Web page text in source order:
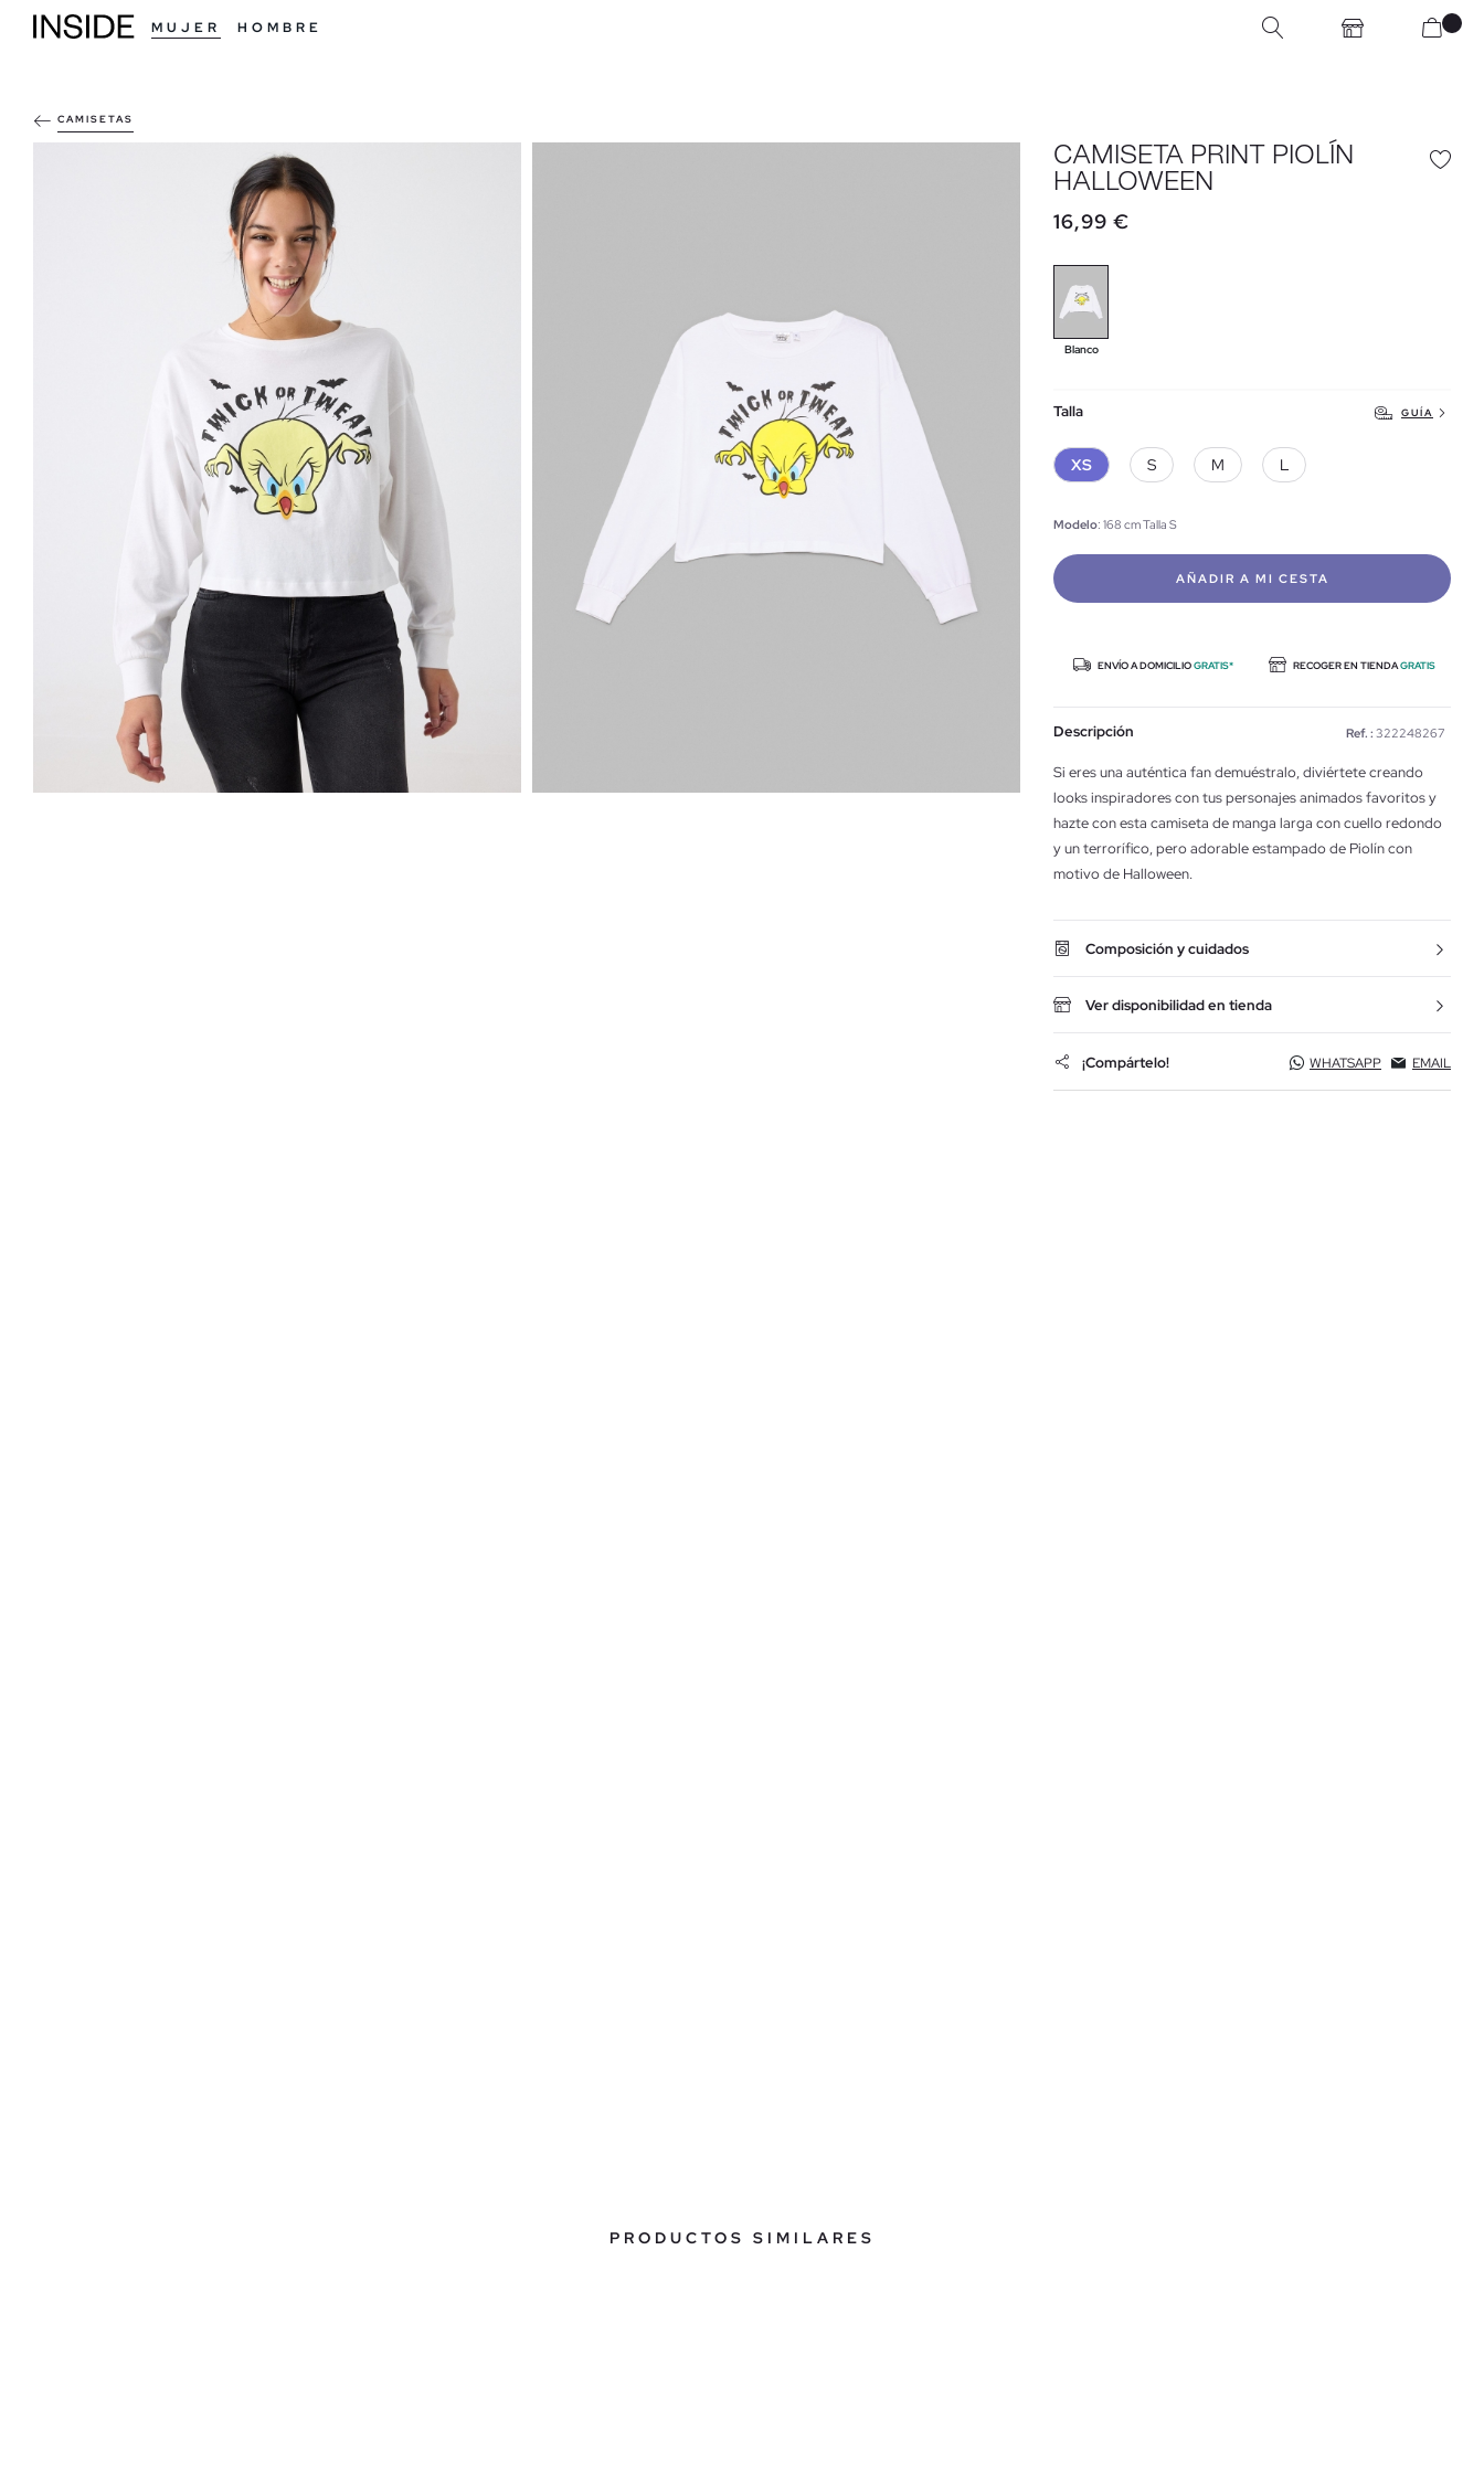
MUJER HOMBRE
CAMISETAS
CAMISETA PRINT PIOLÍN
HALLOWEEN
16,99 €
Blanco
Talla GUÍA
XS S M L
Modelo: 168 cm Talla S
AÑADIR A MI CESTA
ENVÍO A DOMICILIOGRATIS* RECOGER EN TIENDAGRATIS
Descripción Ref. : 322248267
Si eres una auténtica fan demuéstralo, diviértete creando
looks inspiradores con tus personajes animados favoritos y
hazte con esta camiseta de manga larga con cuello redondo
y un terrorífico, pero adorable estampado de Piolín con
motivo de Halloween.
Composición y cuidados
Ver disponibilidad en tienda
¡Compártelo! WHATSAPP EMAIL
PRODUCTOS SIMILARES